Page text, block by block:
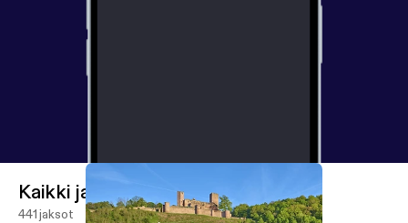
Kaikki jaksot
441 jaksot